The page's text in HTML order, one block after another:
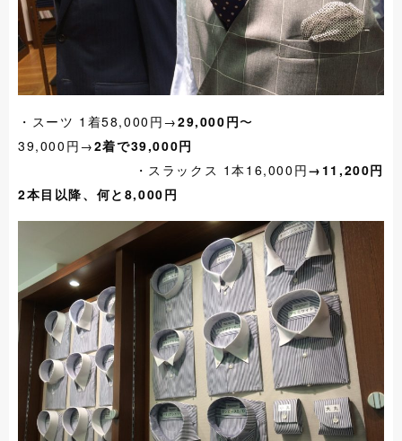
・スーツ 1着58,000円→29,000円〜
39,000円→2着で39,000円
・スラックス 1本16,000円→11,200円
2本目以降、何と8,000円